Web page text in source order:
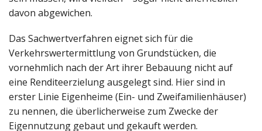
davon abgewichen.
Das Sachwertverfahren eignet sich für die
Verkehrswertermittlung von Grundstücken, die
vornehmlich nach der Art ihrer Bebauung nicht auf
eine Renditeerzielung ausgelegt sind. Hier sind in
erster Linie Eigenheime (Ein- und Zweifamilienhäuser)
zu nennen, die überlicherweise zum Zwecke der
Eigennutzung gebaut und gekauft werden.